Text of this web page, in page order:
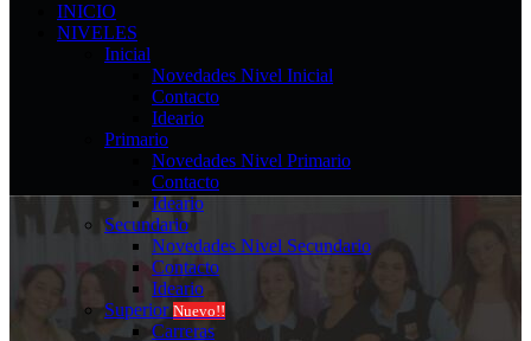
INICIO
NIVELES
Inicial
Novedades Nivel Inicial
Contacto
Ideario
Primario
Novedades Nivel Primario
Contacto
Ideario
Secundario
Novedades Nivel Secundario
Contacto
Ideario
Superior Nuevo!!
Carreras